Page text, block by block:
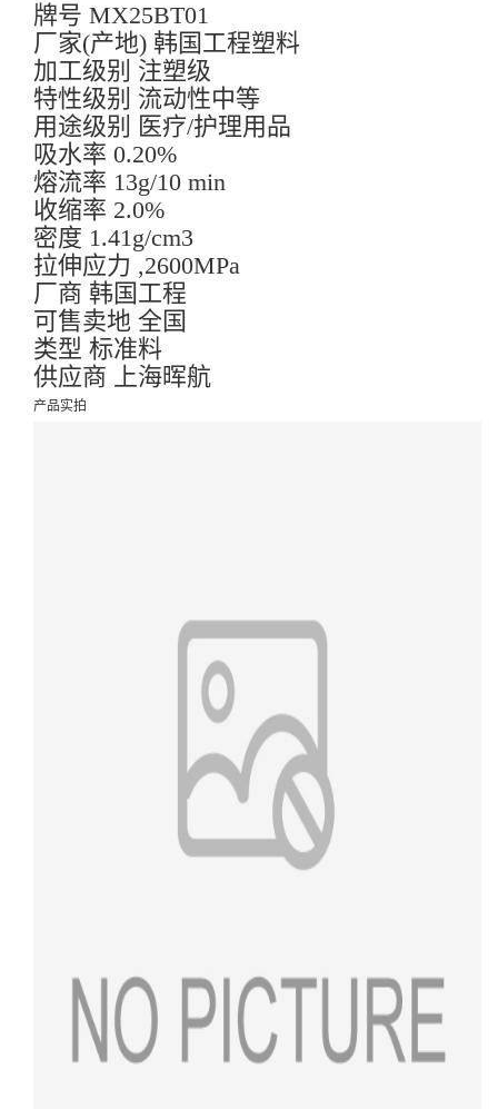
牌号 MX25BT01
厂家(产地) 韩国工程塑料
加工级别 注塑级
特性级别 流动性中等
用途级别 医疗/护理用品
吸水率 0.20%
熔流率 13g/10 min
收缩率 2.0%
密度 1.41g/cm3
拉伸应力 ,2600MPa
厂商 韩国工程
可售卖地 全国
类型 标准料
供应商 上海晖航
产品实拍